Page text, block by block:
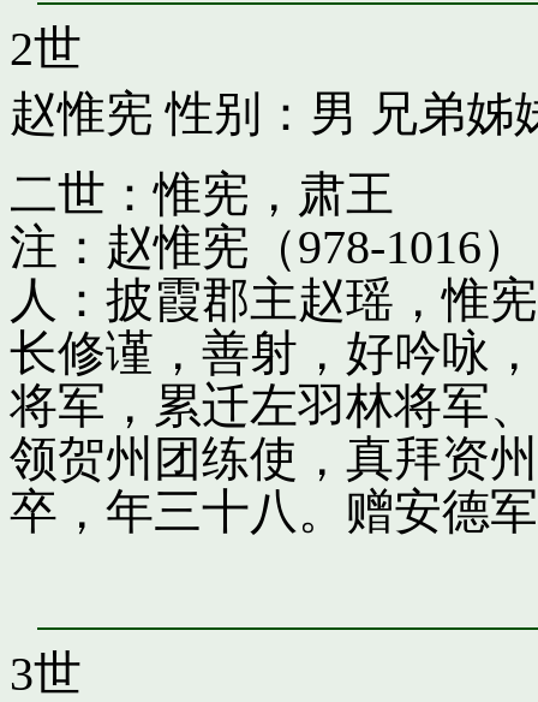
2世
赵惟宪 性别：男 兄弟姊
二世：惟宪，肃王
注：赵惟宪（978-1016
人：披霞郡主赵瑶，惟
长修谨，善射，好吟咏
将军，累迁左羽林将军
领贺州团练使，真拜资
卒，年三十八。赠安德
3世